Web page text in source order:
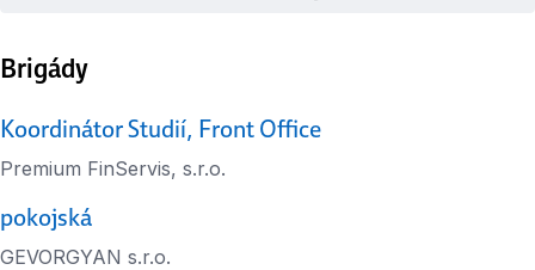
Brigády
Koordinátor Studií, Front Office
Premium FinServis, s.r.o.
pokojská
GEVORGYAN s.r.o.